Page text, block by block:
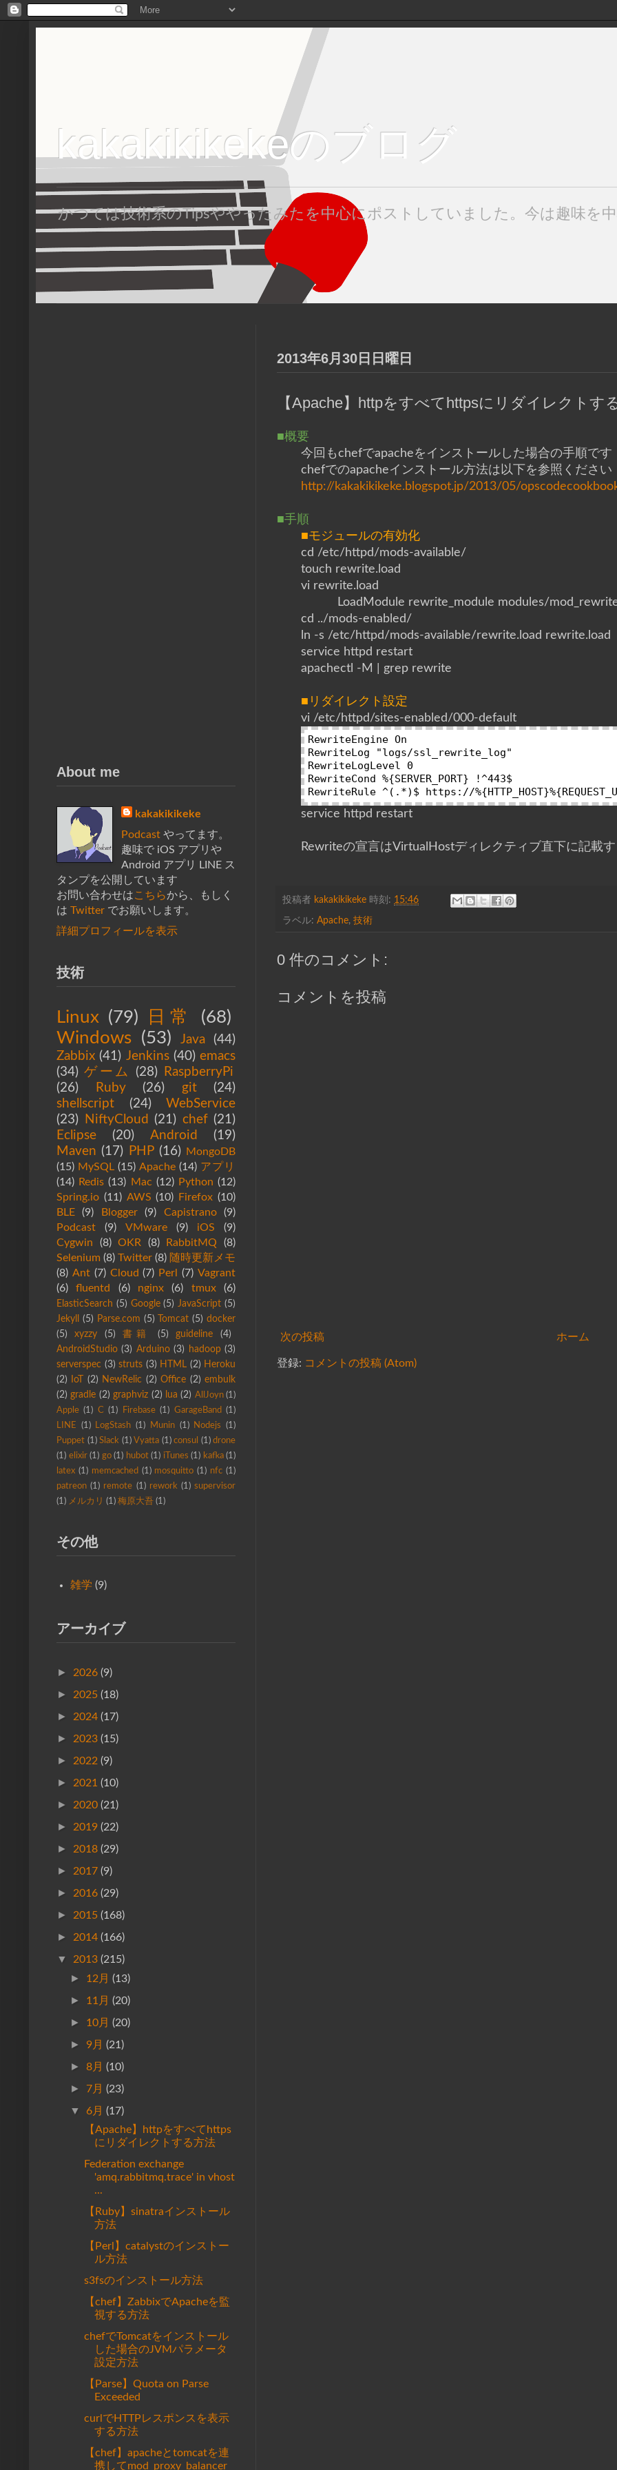
kakakikikekeのブログ
かつては技術系のTipsややったみたを中心にポストしていました。今は趣味を
2013年6月30日日曜日
【Apache】httpをすべてhttpsにリダイレクトす
■概要
今回もchefでapacheをインストールした場合の手順です
chefでのapacheインストール方法は以下を参照ください
http://kakakikikeke.blogspot.jp/2013/05/
■手順
■モジュールの有効化
cd /etc/httpd/mods-available/
touch rewrite.load
vi rewrite.load
LoadModule rewrite_module modules/
cd ../mods-enabled/
ln -s /etc/httpd/mods-available/rewrite.load rewrite.load
service httpd restart
apachectl -M | grep rewrite
■リダイレクト設定
vi /etc/httpd/sites-enabled/000-default
RewriteEngine On
RewriteLog "logs/ssl_rewrite_log"
RewriteLogLevel 0
RewriteCond %{SERVER_PORT} !^443$
service httpd restart
Rewriteの宣言はVirtualHostディレクティブ直下に記載
投稿者 kakakikikeke 時刻: 15:46
ラベル: Apache, 技術
0 件のコメント:
コメントを投稿
次の投稿 ホーム
登録: コメントの投稿 (Atom)
About me
kakakikikeke
Podcast やってます。
趣味で iOS アプリや
Android アプリ LINE ス
タンプを公開しています
お問い合わせはこちらから、もしく
は Twitter でお願いします。
詳細プロフィールを表示
技術
Linux (79) 日常
(68)
Windows (53) Java
(44)
Zabbix (41) Jenkins (40) emacs
(34) ゲーム (28)
RaspberryPi
(26)
Ruby (26) git
(24)
shellscript
(24)
WebService
(23)
NiftyCloud (21) chef (21)
Eclipse
(20) Android
(19)
Maven (17) PHP (16) MongoDB
(15) MySQL (15) Apache (14) アプリ
(14) Redis (13) Mac (12) Python (12)
Spring.io (11) AWS (10) Firefox (10)
BLE
(9) Blogger (9) Capistrano
(9)
Podcast
(9) VMware (9) iOS
(9)
Cygwin
(8) OKR (8) RabbitMQ
(8)
Selenium (8) Twitter (8) 随時更新メモ
(8) Ant (7) Cloud (7) Perl (7) Vagrant
(6)
fluentd (6) nginx (6) tmux (6)
ElasticSearch (5) Google (5) JavaScript (5)
Jekyll
(5) Parse.com (5) Tomcat (5) docker
(5)
xyzzy (5) 書籍 (5) guideline
(4)
AndroidStudio (3) Arduino (3) hadoop (3)
serverspec (3) struts (3) HTML (2) Heroku
(2)
IoT (2) NewRelic (2) Office (2) embulk
(2) gradle (2) graphviz (2) lua (2) AllJoyn (1)
Apple (1) C (1) Firebase (1) GarageBand
(1)
LINE
(1) LogStash (1) Munin (1) Nodejs
(1)
Puppet (1) Slack (1) Vyatta (1) consul (1) drone
(1) elixir (1) go (1) hubot (1) iTunes (1) kafka (1)
latex (1) memcached (1) mosquitto (1) nfc (1)
patreon (1) remote (1) rework (1) supervisor
(1) メルカリ (1) 梅原大吾 (1)
その他
雑学 (9)
アーカイブ
► 2026 (9)
► 2025 (18)
► 2024 (17)
► 2023 (15)
► 2022 (9)
► 2021 (10)
► 2020 (21)
► 2019 (22)
► 2018 (29)
► 2017 (9)
► 2016 (29)
► 2015 (168)
► 2014 (166)
▼ 2013 (215)
► 12月 (13)
► 11月 (20)
► 10月 (20)
► 9月 (21)
►8月 (10)
► 7月 (23)
▼ 6月 (17)
【Apache】httpをすべてhttps
にリダイレクトする方法
Federation exchange
'amq.rabbitmq.trace' in vhost
...
【Ruby】sinatraインストール
方法
【Perl】catalystのインストー
ル方法
s3fsのインストール方法
【chef】ZabbixでApacheを監
視する方法
chefでTomcatをインストール
した場合のJVMパラメータ
設定方法
【Parse】Quota on Parse
Exceeded
curlでHTTPレスポンスを表示
する方法
【chef】apacheとtomcatを連
携してmod_proxy_balancer